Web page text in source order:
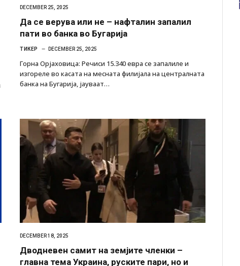
DECEMBER 25, 2025
Да се верува или не – нафталин запалил
пати во банка во Бугарија
ТИКЕР DECEMBER 25, 2025
Горна Орјаховица: Речиси 15.340 евра се запалиле и
изгореле во касата на месната филијала на централната
банка на Бугарија, јауваат…
DECEMBER 18, 2025
Дводневен самит на земјите членки –
главна тема Украина, руските пари, но и